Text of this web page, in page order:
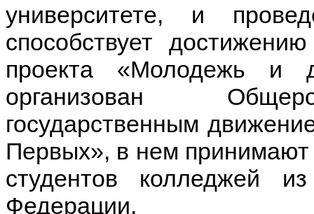
университете, и
способствует
проекта «Молодежь и
организован
государственным
Первых», в нем принимают
студентов колледжей
Федерации.